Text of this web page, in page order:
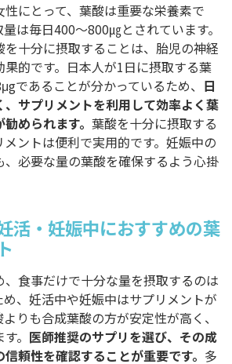
にとって、葉酸は重要な栄養素で
は毎日400～800㎍とされています。
十分に摂取することは、胎児の神経
的です。日本人が1日に摂取する葉
であることが分かっているため、 日
、サプリメントを利用して効率よく葉
められます。 葉酸を十分に摂取する
ントは便利で実用的です。妊娠中の
必要な量の葉酸を確保するよう心掛
活・妊娠中におすすめの葉
食事だけで十分な量を摂取するのは
、妊活中や妊娠中はサプリメントが
りも合成葉酸の方が安定性が高く、
。 医師推奨のサプリを選び、その成
頼性を確認することが重要です。 多